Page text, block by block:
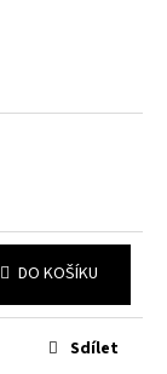
DO KOŠÍKU
Sdílet